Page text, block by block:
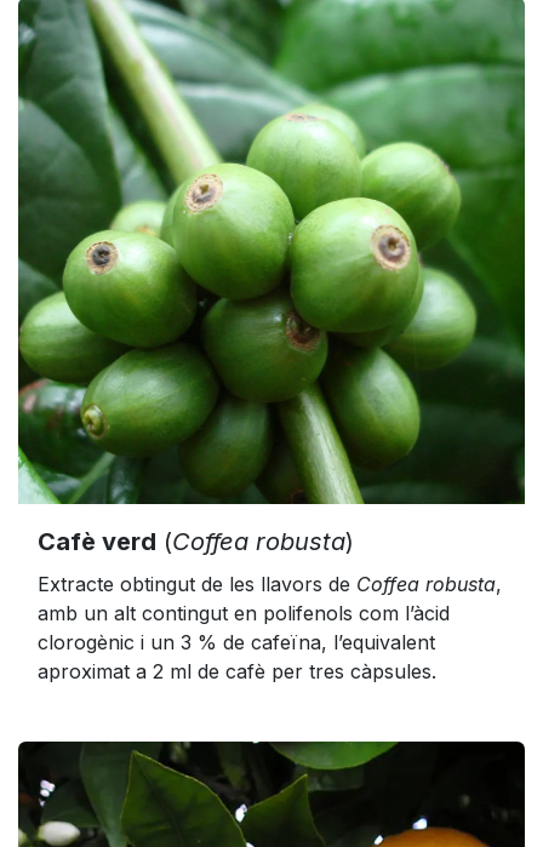
Cafè verd (Coffea robusta)
Extracte obtingut de les llavors de Coffea robusta,
amb un alt contingut en polifenols com l’àcid
clorogènic i un 3 % de cafeïna, l’equivalent
aproximat a 2 ml de cafè per tres càpsules.